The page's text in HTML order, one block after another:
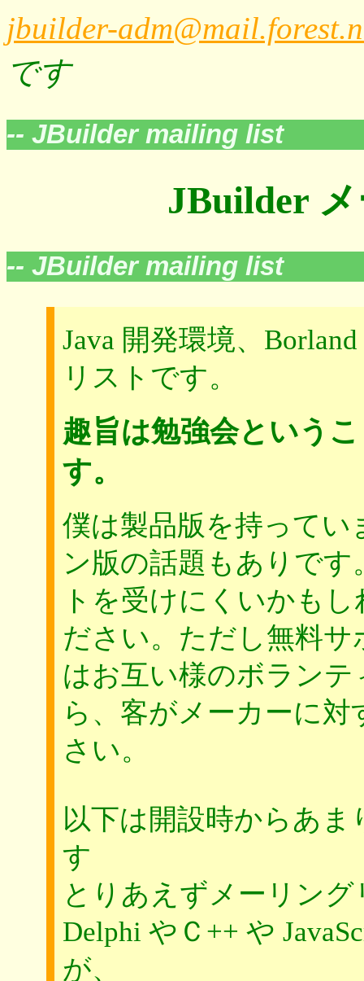
jbuilder-
です
-- JBuilder mailing list
JBuilder
-- JBuilder mailing list
Java 開発環境、
リストです。
趣旨は勉強会という
す。
僕は製品版を持って
ン版の話題もありで
トを受けにくいかも
ださい。ただし無料
はお互い様のボラン
ら、客がメーカーに
さい。
以下は開設時からあ
す
とりあえずメーリン
Delphi やＣ++ や
が、